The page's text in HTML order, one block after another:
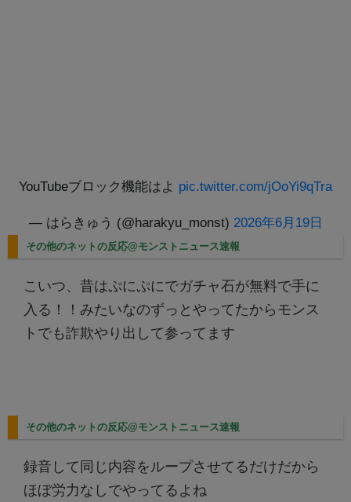
YouTubeブロック機能はよ pic.twitter.com/jOoYi9qTra
— はらきゅう (@harakyu_monst) 2026年6月19日
その他のネットの反応@モンストニュース速報
こいつ、昔はぷにぷにでガチャ石が無料で手に
入る！！みたいなのずっとやってたからモンス
トでも詐欺やり出して参ってます
その他のネットの反応@モンストニュース速報
録音して同じ内容をループさせてるだけだから
ほぼ労力なしでやってるよね